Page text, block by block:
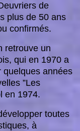
de
plus de 50 ans
confirmés.
retrouve un
qui en 1970 a
quelques années
”Les
en 1974.
toutes
à